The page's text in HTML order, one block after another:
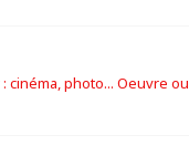
cinéma, photo... Oeuvre ou